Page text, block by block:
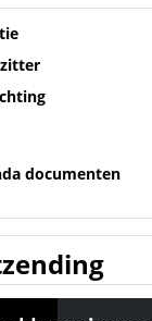
documenten